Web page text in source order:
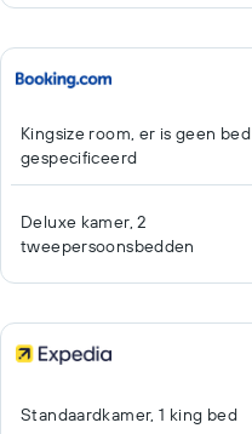
Kingsize room, er is geen bed
gespecificeerd
Deluxe kamer, 2
tweepersoonsbedden
Standaardkamer, 1 king bed